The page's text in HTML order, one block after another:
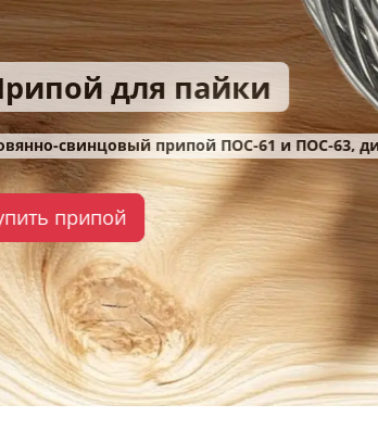
пайки
припой ПОС-61 и ПОС-63, диаметр 3мм.